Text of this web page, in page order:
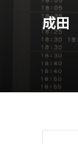
成田